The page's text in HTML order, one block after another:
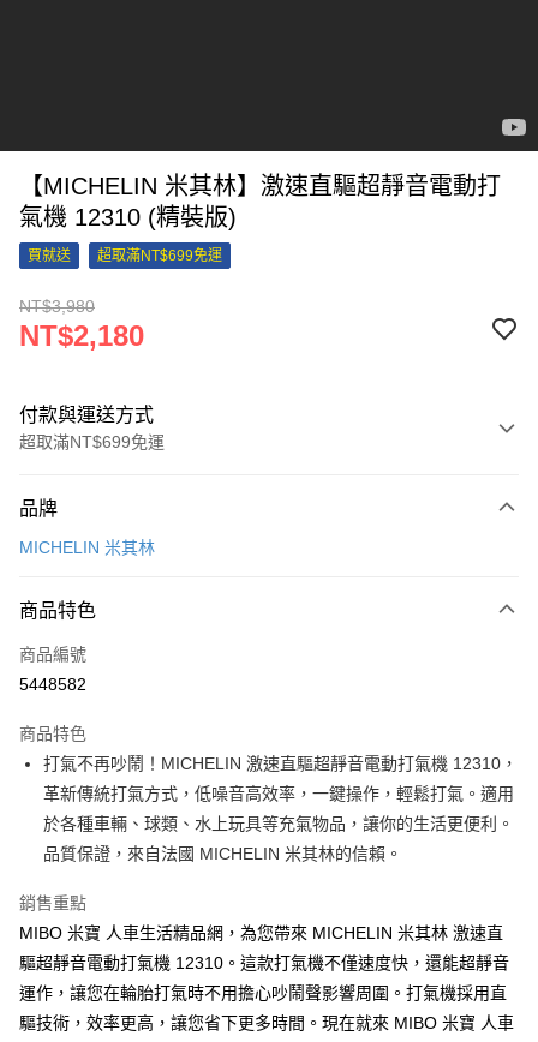
【MICHELIN 米其林】激速直驅超靜音電動打
氣機 12310 (精裝版)
買就送 超取滿NT$699免運
NT$3,980
NT$2,180
付款與運送方式
超取滿NT$699免運
信用卡一次付款
3 期 0 利率 每期
合作金庫商業銀行
上海商業儲蓄銀行
臺灣中小企業銀行
匯豐（台灣）商業銀行
華泰商業銀行
聯邦商業銀行
遠東國際商業銀行
元大商業銀行
永豐商業銀行
玉山商業銀行
星展（台灣）商業銀行
台灣樂天信用卡公司
超商取貨付款
LINE Pay
Apple Pay
街口支付
悠遊付
全盈+PAY
ATM付款
運送方式
品牌
MICHELIN 米其林
商品特色
商品編號
5448582
商品特色
打氣不再吵鬧！MICHELIN 激速直驅超靜音電動打氣機 12310，
革新傳統打氣方式，低噪音高效率，一鍵操作，輕鬆打氣。適用
於各種車輛、球類、水上玩具等充氣物品，讓你的生活更便利。
品質保證，來自法國 MICHELIN 米其林的信賴。
銷售重點
MIBO 米寶 人車生活精品網，為您帶來 MICHELIN 米其林 激速直
驅超靜音電動打氣機 12310。這款打氣機不僅速度快，還能超靜音
運作，讓您在輪胎打氣時不用擔心吵鬧聲影響周圍。打氣機採用直
驅技術，效率更高，讓您省下更多時間。現在就來 MIBO 米寶 人車